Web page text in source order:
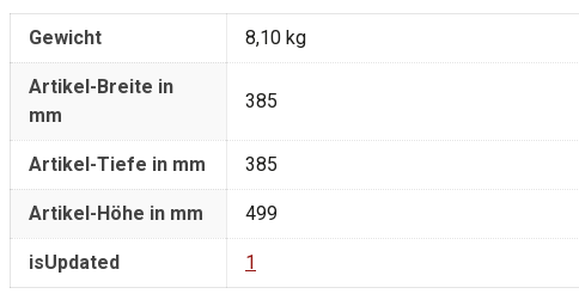
Gewicht 8,10 kg
Artikel-Breite in
mm
385
Artikel-Tiefe in mm 385
Artikel-Höhe in mm 499
isUpdated 1